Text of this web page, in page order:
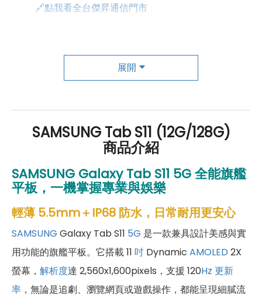
🔗點我看全台傑昇通信門市
傑昇尊榮會員除了可以「消費集點兌換商品」，每半
年還有「200元配件購物金」，每年再送「VIP生日
展開
SAMSUNG Tab S11 (12G/128G)
商品介紹
SAMSUNG Galaxy Tab S11 5G 全能旗艦
平板，一機掌握專業與娛樂
輕薄 5.5mm＋IP68 防水，日常耐用更安心
SAMSUNG Galaxy Tab S11 5G 是一款兼具設計美感與實
用功能的旗艦平板。它搭載 11 吋 Dynamic AMOLED 2X
螢幕， 解析度達 2,560x1,600pixels，支援 120Hz 更新
率 ，無論是追劇、瀏覽網頁或遊戲操作，都能呈現細膩流